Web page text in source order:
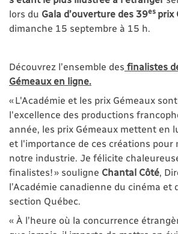
lors du Gala d’ouverture des 39es prix
dimanche 15 septembre à 15 h.
Découvrez l’ensemble des finalistes
Gémeaux en ligne.
« L'Académie et les prix Gémeaux
l'excellence des productions
année, les prix Gémeaux mettent en
et l'importance de ces créations pour
notre industrie. Je félicite
finalistes! » souligne Chantal Côté ,
l’Académie canadienne du cinéma et
section Québec.
« À l’heure où la concurrence